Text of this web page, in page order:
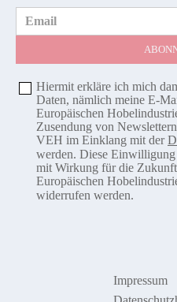
Email
Hiermit erkläre ich mich
Daten, nämlich meine E-
Europäischen
Zusendung von
VEH im Einklang mit der
werden. Diese
mit Wirkung für die
Europäischen
widerrufen werden.
Impressum